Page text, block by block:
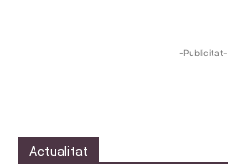
-Publicitat-
Actualitat